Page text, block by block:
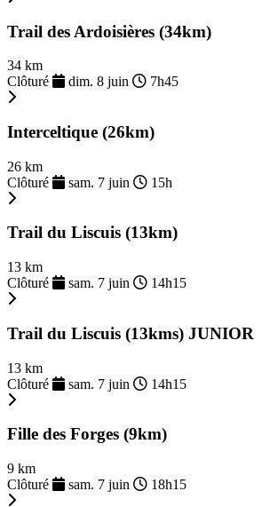
Trail des Ardoisières (34km)
34 km
Clôturé
dim. 8 juin 7h45
Interceltique (26km)
26 km
Clôturé
sam. 7 juin 15h
Trail du Liscuis (13km)
13 km
Clôturé
sam. 7 juin 14h15
Trail du Liscuis (13kms) JUNIOR
13 km
Clôturé
sam. 7 juin 14h15
Fille des Forges (9km)
9 km
Clôturé
sam. 7 juin 18h15